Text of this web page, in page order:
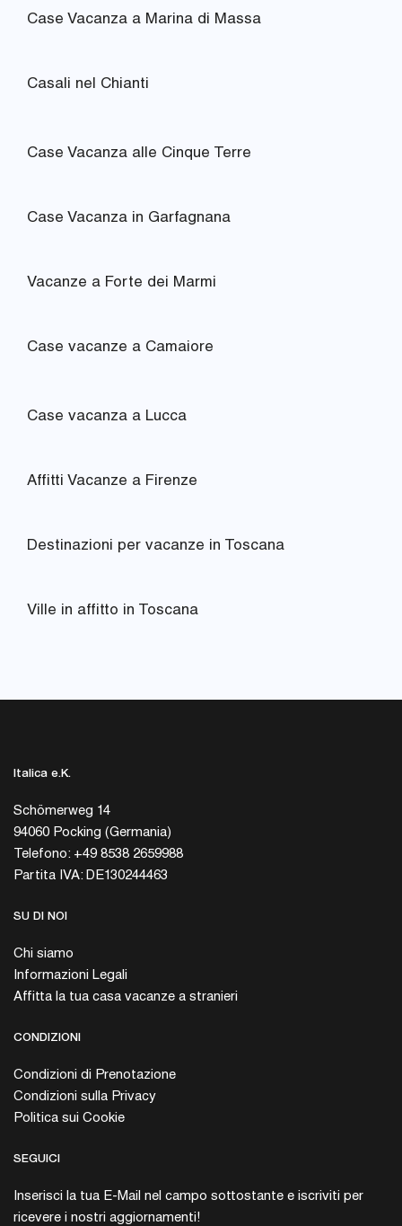
Case Vacanza a Marina di Massa
Casali nel Chianti
Case Vacanza alle Cinque Terre
Case Vacanza in Garfagnana
Vacanze a Forte dei Marmi
Case vacanze a Camaiore
Case vacanza a Lucca
Affitti Vacanze a Firenze
Destinazioni per vacanze in Toscana
Ville in affitto in Toscana
Italica e.K.
Schömerweg 14
94060 Pocking (Germania)
Telefono: +49 8538 2659988
Partita IVA: DE130244463
SU DI NOI
Chi siamo
Informazioni Legali
Affitta la tua casa vacanze a stranieri
CONDIZIONI
Condizioni di Prenotazione
Condizioni sulla Privacy
Politica sui Cookie
SEGUICI
Inserisci la tua E-Mail nel campo sottostante e iscriviti per
ricevere i nostri aggiornamenti!